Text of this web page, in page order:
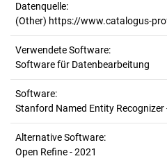
Datenquelle:
(Other) https://www.catalogus-
Verwendete Software:
Software für Datenbearbeitung
Software:
Stanford Named Entity Recognizer
Alternative Software:
Open Refine - 2021